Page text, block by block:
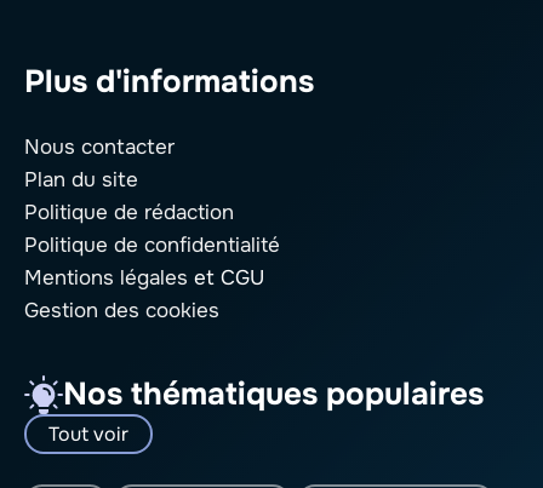
Plus d'informations
Nous contacter
Plan du site
Politique de rédaction
Politique de confidentialité
Mentions légales et CGU
Gestion des cookies
Nos thématiques populaires
Tout voir